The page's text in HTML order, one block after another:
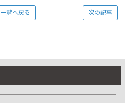
一覧へ戻る 次の記事